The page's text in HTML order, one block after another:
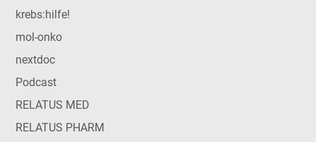
krebs:hilfe!
mol-onko
nextdoc
Podcast
RELATUS MED
RELATUS PHARM